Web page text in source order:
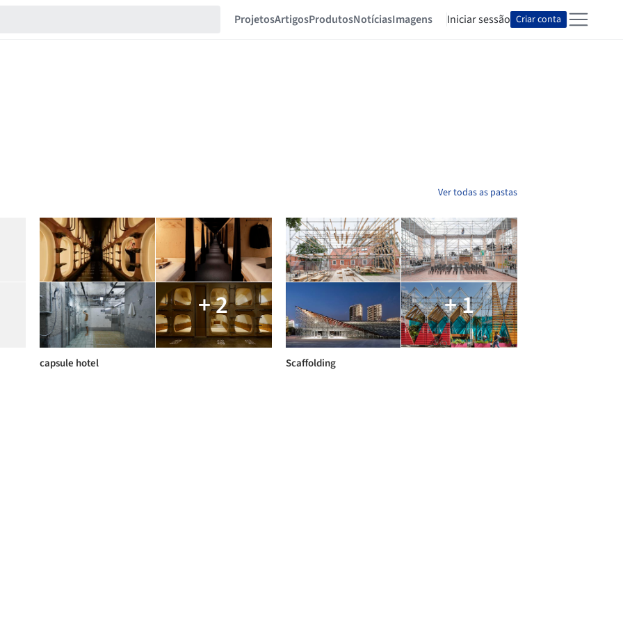
ProjetosArtigosProdutosNotíciasImagens Iniciar sessão Criar conta
Ver todas as pastas
+ 2
capsule hotel
+ 1
Scaffolding